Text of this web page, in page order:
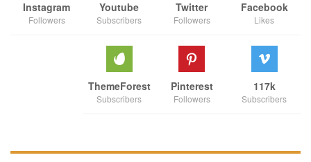
Facebook
Likes
Twitter
Followers
Youtube
Subscribers
Instagram
Followers
117k
Subscribers
Pinterest
Followers
ThemeForest
Subscribers